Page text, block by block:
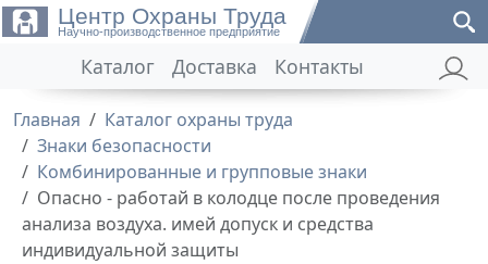
Центр Охраны Труда
Научно-производственное предприятие
Каталог Доставка Контакты
Главная
Каталог охраны труда
Знаки безопасности
Комбинированные и групповые знаки
Опасно - работай в колодце после проведения
анализа воздуха. имей допуск и средства
индивидуальной защиты